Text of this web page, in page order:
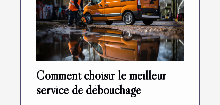
Comment choisir le meilleur
service de débouchage